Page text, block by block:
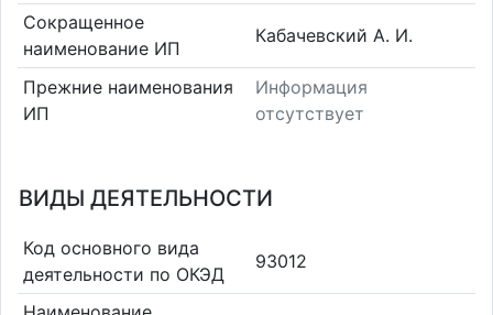
Сокращенное
наименование ИП
Кабачевский А. И.
Прежние наименования
ИП
Информация
отсутствует
ВИДЫ ДЕЯТЕЛЬНОСТИ
Код основного вида
деятельности по ОКЭД
93012